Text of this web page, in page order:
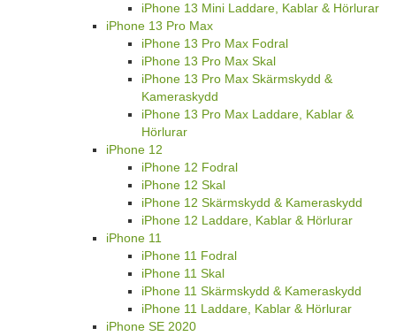
iPhone 13 Mini Laddare, Kablar & Hörlurar
iPhone 13 Pro Max
iPhone 13 Pro Max Fodral
iPhone 13 Pro Max Skal
iPhone 13 Pro Max Skärmskydd &
Kameraskydd
iPhone 13 Pro Max Laddare, Kablar &
Hörlurar
iPhone 12
iPhone 12 Fodral
iPhone 12 Skal
iPhone 12 Skärmskydd & Kameraskydd
iPhone 12 Laddare, Kablar & Hörlurar
iPhone 11
iPhone 11 Fodral
iPhone 11 Skal
iPhone 11 Skärmskydd & Kameraskydd
iPhone 11 Laddare, Kablar & Hörlurar
iPhone SE 2020